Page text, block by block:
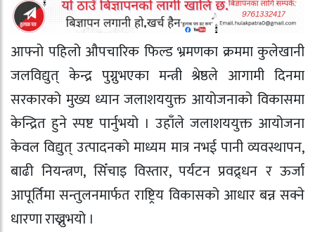
आफ्नो पहिलो औपचारिक फिल्ड भ्रमणका क्रममा कुलेखानी
जलविद्युत् केन्द्र पुग्नुभएका मन्त्री श्रेष्ठले आगामी दिनमा
सरकारको मुख्य ध्यान जलाशययुक्त आयोजनाको विकासमा
केन्द्रित हुने स्पष्ट पार्नुभयो । उहाँले जलाशययुक्त आयोजना
केवल विद्युत् उत्पादनको माध्यम मात्र नभई पानी व्यवस्थापन,
बाढी नियन्त्रण, सिँचाइ विस्तार, पर्यटन प्रवद्र्धन र ऊर्जा
आपूर्तिमा सन्तुलनमार्फत राष्ट्रिय विकासको आधार बन्न सक्ने
धारणा राख्नुभयो ।